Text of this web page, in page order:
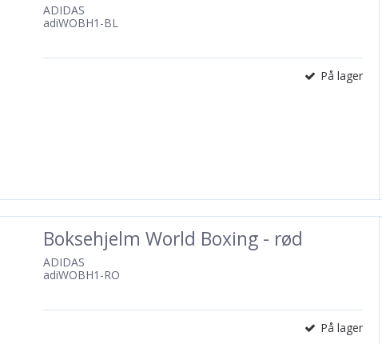
ADIDAS
adiWOBH1-BL
På lager
Boksehjelm World Boxing - rød
ADIDAS
adiWOBH1-RO
På lager